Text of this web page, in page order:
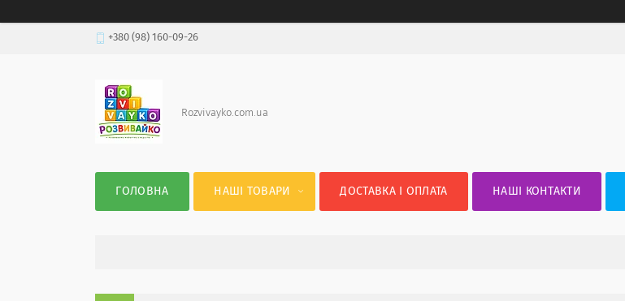
+380 (98) 160-09-26
Rozvivayko.com.ua
ГОЛОВНА НАШІ ТОВАРИ ДОСТАВКА І ОПЛАТА НАШІ КОНТАКТИ